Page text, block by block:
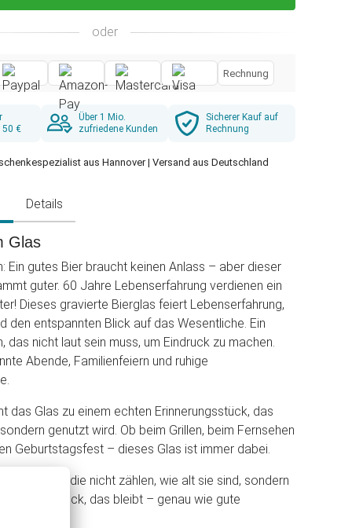
oder
Rechnung
50 €
Über 1 Mio.
zufriedene Kunden
Sicherer Kauf auf
Rechnung
aus Hannover | Versand aus Deutschland
Details
Glas
Ein gutes Bier braucht keinen Anlass – aber dieser
guter. 60 Jahre Lebenserfahrung verdienen ein
Dieses gravierte Bierglas feiert Lebenserfahrung,
den entspannten Blick auf das Wesentliche. Ein
das nicht laut sein muss, um Eindruck zu machen.
Abende, Familienfeiern und ruhige
das Glas zu einem echten Erinnerungsstück, das
genutzt wird. Ob beim Grillen, beim Fernsehen
Geburtstagsfest – dieses Glas ist immer dabei.
Menschen, die nicht zählen, wie alt sie sind, sondern
geht. Ein Stück, das bleibt – genau wie gute